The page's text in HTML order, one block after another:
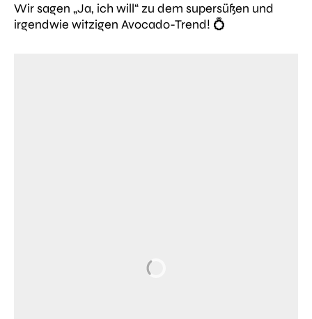
Wir sagen „Ja, ich will“ zu dem supersüßen und
irgendwie witzigen Avocado-Trend! 💍